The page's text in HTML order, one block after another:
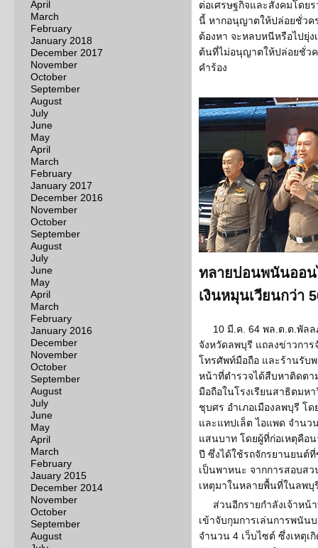
April
March
February
January 2018
December 2017
November
October
September
August
July
June
May
April
March
February
January 2017
December 2016
November
October
September
August
July
June
May
April
March
February
January 2016
December
November
October
September
August
July
June
May
April
March
February
Jauary 2015
December 2014
November
October
September
August
ต่อเศรษฐกิจและสังคมโดย
นี้ หากอนุญาตให้ปล่อยชั่วค
ต้องหา จะหลบหนีหรือไปยุ่
ต้นที่ไม่อนุญาตให้ปล่อยชั่ว
คำร้อง
ทลายบ่อนพนันออน
เงินหมุนเวียนกว่า
10 มี.ค. 64 พล.ต.ต.พัล
จังหวัดลพบุรี แถลงข่าวกา
โทรศัพท์มือถือ และร้านรับ
หน้าที่ตำรวจได้สืบหาติดตา
มือถือในโรงเรียนสาธิตมห
ชุบศร อำเภอเมืองลพบุรี โ
และแทปเล็ต ไอแพด จำนว
แสนบาท โดยผู้ที่ก่อเหตุคือ
ปี ซึ่งได้ใช้รถจักรยานยนต์
เป็นพาหนะ จากการสอบส
เหตุมาในหลายพื้นที่ในลพบุ
ส่วนอีกรายกำลังเจ้าห
เข้าจับกุมการเล่นการพนัน
จำนวน 4 เว็บไซต์ ซึ่งเหตุ